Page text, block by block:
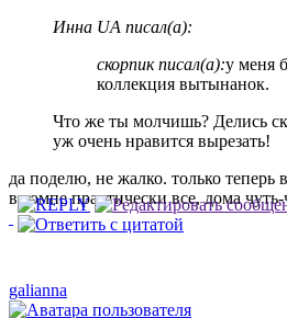
Инна UA писал(а):
скорпик писал(а):у меня
коллекция вытынанок.
Что же ты молчишь? Делись
уж очень нравится вырезать!
да поделю, не жалко. только теперь
в компе практически все, дома
galianna